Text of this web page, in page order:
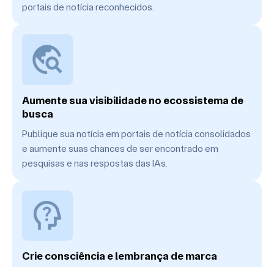
portais de notícia reconhecidos.
Aumente sua visibilidade no ecossistema de
busca
Publique sua notícia em portais de notícia consolidados
e aumente suas chances de ser encontrado em
pesquisas e nas respostas das IAs.
Crie consciência e lembrança de marca